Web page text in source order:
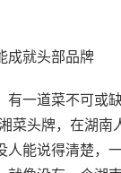
成就头部品牌
有一道菜不可或
菜头牌，在湖南
人能说得清楚，